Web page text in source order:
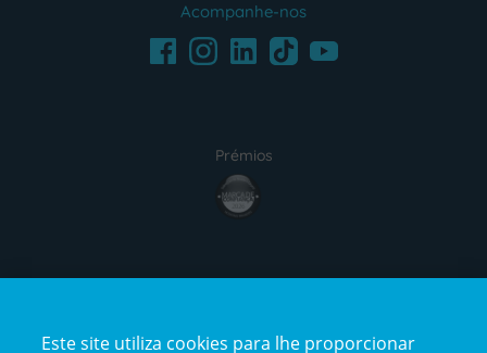
Acompanhe-nos
FacebookInstagramLinkedInTikTokYoutube
Prémios
award4
certification2certification3
Este site utiliza cookies para lhe proporcionar